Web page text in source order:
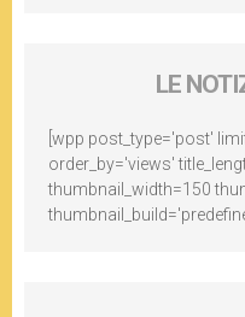
LE
[wpp post_type='post'
order_by='views'
thumbnail_width=150